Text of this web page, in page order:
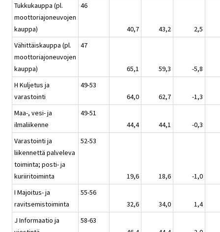
Tukkukauppa (pl.
moottoriajoneuvojen
kauppa)
46
40,7 43,2
2,5
Vähittäiskauppa (pl.
moottoriajoneuvojen
kauppa)
47
65,1 59,3
-5,8
H Kuljetus ja
varastointi
49-53
64,0
62,7
-1,3
Maa-, vesi- ja
ilmaliikenne
49-51
44,4
44,1
-0,3
Varastointi ja
liikennettä palveleva
toiminta; posti- ja
kuriiritoiminta
52-53
19,6 18,6
-1,0
I Majoitus- ja
ravitsemistoiminta
55-56
32,6
34,0
1,4
J Informaatio ja
58-63